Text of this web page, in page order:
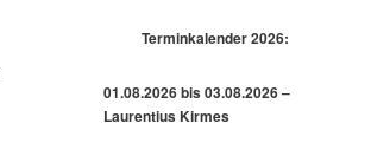
Terminkalender 2026:
01.08.2026 bis 03.08.2026 –
Laurentius Kirmes